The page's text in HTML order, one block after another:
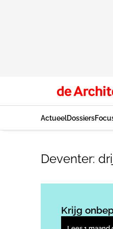
ActueelDossiers
Deventer:
Krijg